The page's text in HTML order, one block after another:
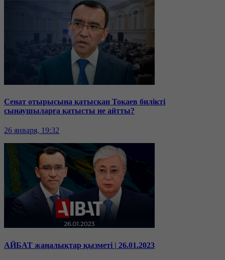
Сенат отырысына қатысқан Тоқаев билікті
сынаушыларға қатысты не айтты?
26 января, 19:32
АЙБАТ жаңалықтар қызметі | 26.01.2023